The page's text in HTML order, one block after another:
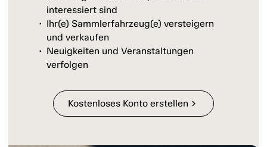
interessiert sind
Ihr(e) Sammlerfahrzeug(e) versteigern
und verkaufen
Neuigkeiten und Veranstaltungen
verfolgen
Kostenloses Konto erstellen chevron_right